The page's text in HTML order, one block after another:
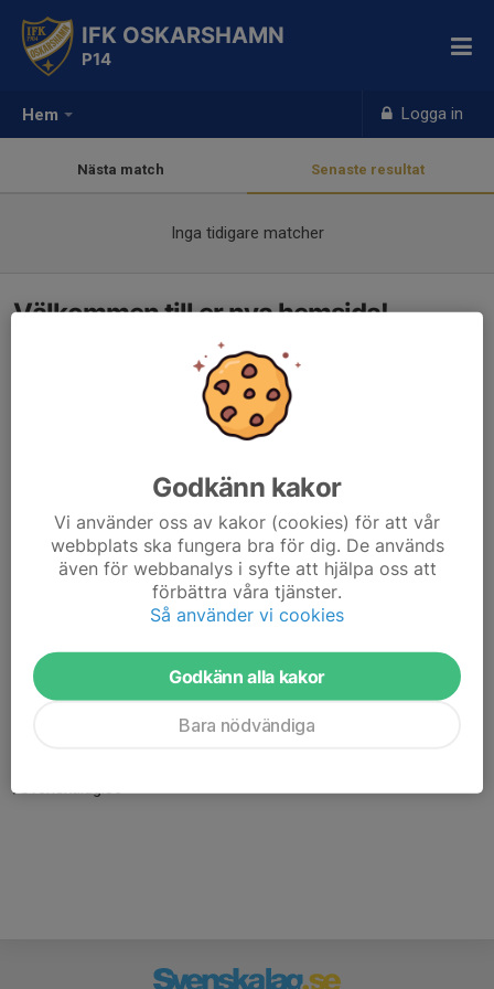
Hem Logga in
IFK OSKARSHAMN
P14
Nästa match Senaste resultat
Inga tidigare matcher
Välkommen till er nya hemsida!
Här hamnar automatiskt de senaste nyheterna på hemsidan. För
/Svenskalag.se
Godkänn kakor
Vi använder oss av kakor (cookies) för att vår
webbplats ska fungera bra för dig. De används
även för webbanalys i syfte att hjälpa oss att
förbättra våra tjänster.
Så använder vi cookies
Godkänn alla kakor
Bara nödvändiga